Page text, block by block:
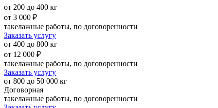
от 200 до 400 кг
от 3 000 ₽
такелажные работы, по договоренности
Заказать услугу
от 400 до 800 кг
от 12 000 ₽
такелажные работы, по договоренности
Заказать услугу
от 800 до 50 000 кг
Договорная
такелажные работы, по договоренности